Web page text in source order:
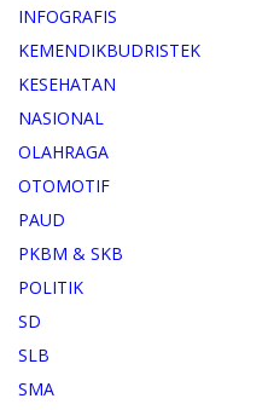
INFOGRAFIS
KEMENDIKBUDRISTEK
KESEHATAN
NASIONAL
OLAHRAGA
OTOMOTIF
PAUD
PKBM & SKB
POLITIK
SD
SLB
SMA